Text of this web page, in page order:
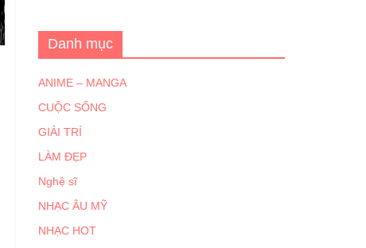
Danh mục
ANIME – MANGA
CUỘC SỐNG
GIẢI TRÍ
LÀM ĐẸP
Nghệ sĩ
NHẠC ÂU MỸ
NHẠC HOT